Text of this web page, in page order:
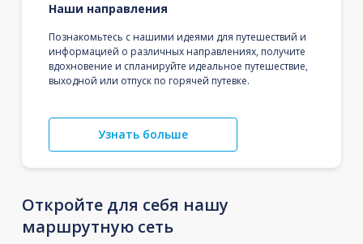
Наши направления
Познакомьтесь с нашими идеями для путешествий и
информацией о различных направлениях, получите
вдохновение и спланируйте идеальное путешествие,
выходной или отпуск по горячей путевке.
Узнать больше
Откройте для себя нашу
маршрутную сеть